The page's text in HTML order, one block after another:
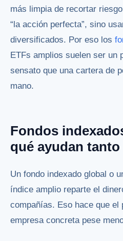
más limpia de recortar
“la acción perfecta”, sino
diversificados. Por eso los
ETFs amplios suelen ser un
sensato que una cartera de
mano.
Fondos
qué ayudan tanto
Un fondo indexado global o
índice amplio reparte el
compañías. Eso hace que el
empresa concreta pese